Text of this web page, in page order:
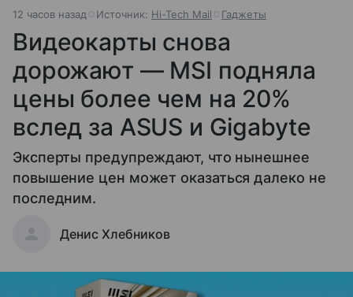
12 часов назад Источник: Hi-Tech Mail Гаджеты
Видеокарты снова
дорожают — MSI подняла
цены более чем на 20%
вслед за ASUS и Gigabyte
Эксперты предупреждают, что нынешнее
повышение цен может оказаться далеко не
последним.
Денис Хлебников